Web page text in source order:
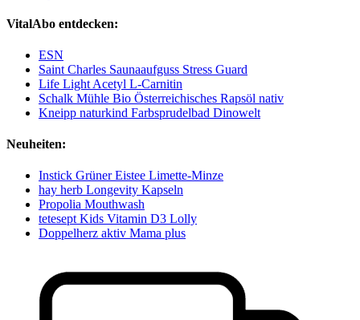
VitalAbo entdecken:
ESN
Saint Charles Saunaaufguss Stress Guard
Life Light Acetyl L-Carnitin
Schalk Mühle Bio Österreichisches Rapsöl nativ
Kneipp naturkind Farbsprudelbad Dinowelt
Neuheiten:
Instick Grüner Eistee Limette-Minze
hay herb Longevity Kapseln
Propolia Mouthwash
tetesept Kids Vitamin D3 Lolly
Doppelherz aktiv Mama plus